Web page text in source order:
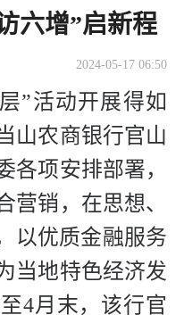
六增”启新程
2024-05-17 06:50
”活动开展得如
山农商银行官山
各项安排部署，
营销，在思想、
以优质金融服务
当地特色经济发
4月末，该行官